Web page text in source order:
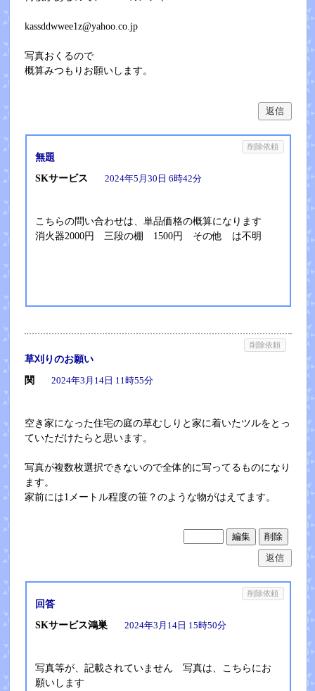
kassddwwee1z@yahoo.co.jp
写真おくるので
概算みつもりお願いします。
返信
無題
SKサービス
2024年5月30日 6時42分
こちらの問い合わせは、単品価格の概算になります
消火器2000円 三段の棚 1500円 その他 は不明
削除依頼
草刈りのお願い
関
2024年3月14日 11時55分
空き家になった住宅の庭の草むしりと家に着いたツルをとっ
ていただけたらと思います。
写真が複数枚選択できないので全体的に写ってるものになり
ます。
家前には1メートル程度の笹？のような物がはえてます。
返信
削除依頼
回答
SKサービス鴻巣
2024年3月14日 15時50分
写真等が、記載されていません 写真は、こちらにお
願いします
削除依頼